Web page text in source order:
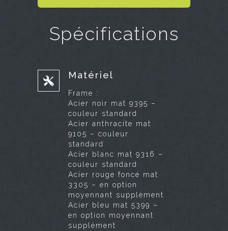
Spécifications
Matériel
Frame :
Acier noir mat 9395 –
couleur standard
Acier anthracite mat
9105 – couleur
standard
Acier blanc mat 9316 –
couleur standard
Acier rouge foncé mat
3305 – en option
moyennant supplément
Acier bleu mat 5399 –
en option moyennant
supplément